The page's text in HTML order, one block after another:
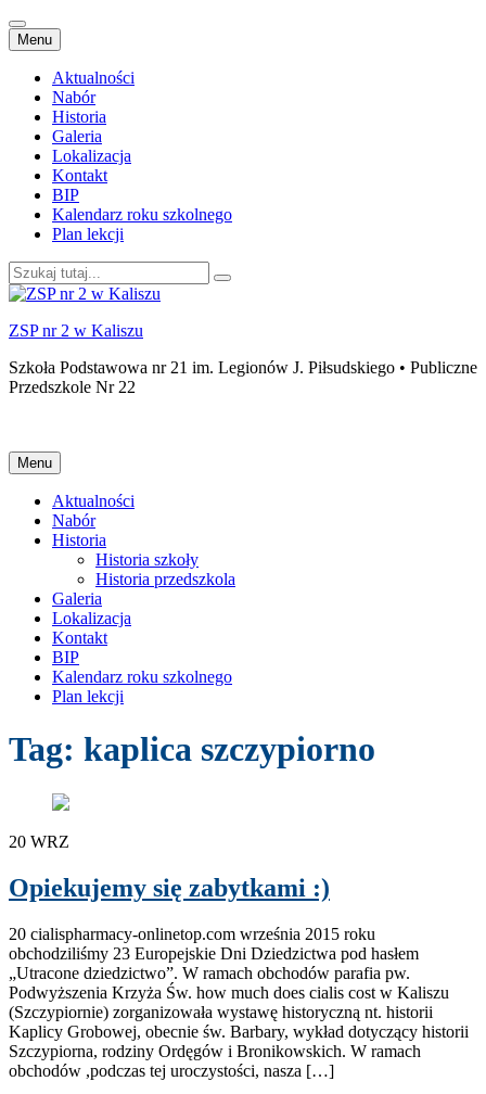
Menu Przejdź
do
treści
Aktualności
Nabór
Historia
Galeria
Lokalizacja
Kontakt
BIP
Kalendarz roku szkolnego
Plan lekcji
Szukaj:
ZSP nr 2 w Kaliszu
Szkoła Podstawowa nr 21 im. Legionów J. Piłsudskiego • Publiczne
Przedszkole Nr 22
Menu Przejdź
do
treści
Aktualności
Nabór
Historia
Historia szkoły
Historia przedszkola
Galeria
Lokalizacja
Kontakt
BIP
Kalendarz roku szkolnego
Plan lekcji
Tag: kaplica szczypiorno
20 WRZ
Opiekujemy się zabytkami :)
20 cialispharmacy-onlinetop.com września 2015 roku
obchodziliśmy 23 Europejskie Dni Dziedzictwa pod hasłem
„Utracone dziedzictwo”. W ramach obchodów parafia pw.
Podwyższenia Krzyża Św. how much does cialis cost w Kaliszu
(Szczypiornie) zorganizowała wystawę historyczną nt. historii
Kaplicy Grobowej, obecnie św. Barbary, wykład dotyczący historii
Szczypiorna, rodziny Ordęgów i Bronikowskich. W ramach
obchodów ,podczas tej uroczystości, nasza […]